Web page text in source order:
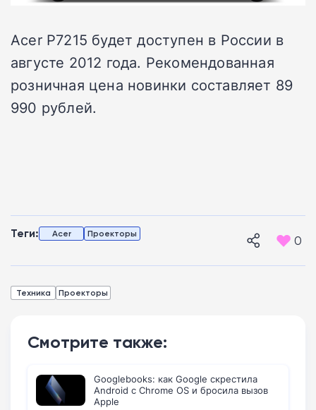
Acer P7215 будет доступен в России в
августе 2012 года. Рекомендованная
розничная цена новинки составляет 89
990 рублей.
Теги: Acer Проекторы 0
Техника Проекторы
Смотрите также:
Googlebooks: как Google скрестила
Android с Chrome OS и бросила вызов
Apple